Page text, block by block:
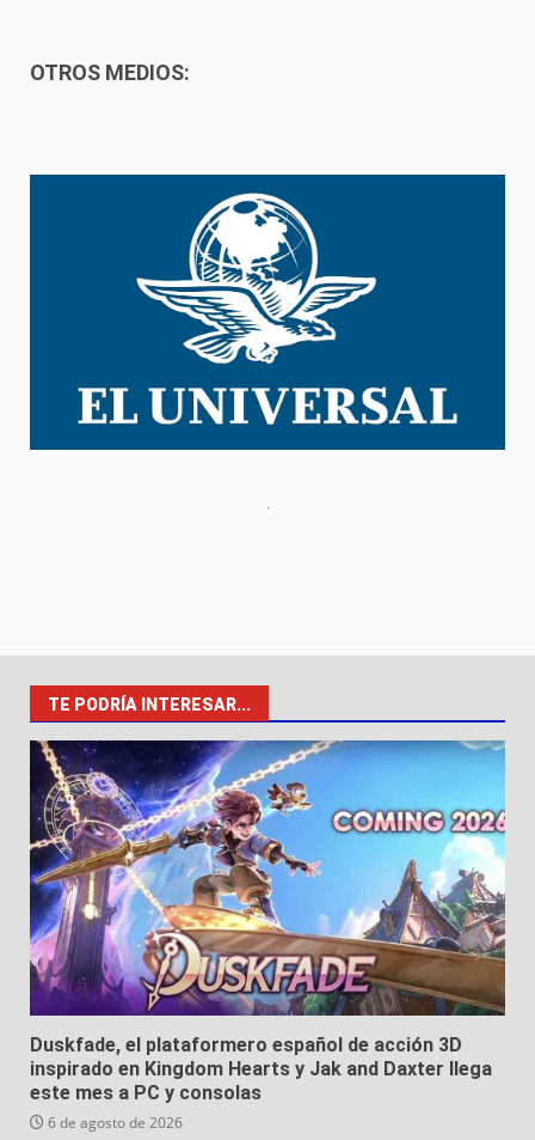
OTROS MEDIOS:
TE PODRÍA INTERESAR...
Duskfade, el plataformero español de acción 3D
inspirado en Kingdom Hearts y Jak and Daxter llega
este mes a PC y consolas
6 de agosto de 2026